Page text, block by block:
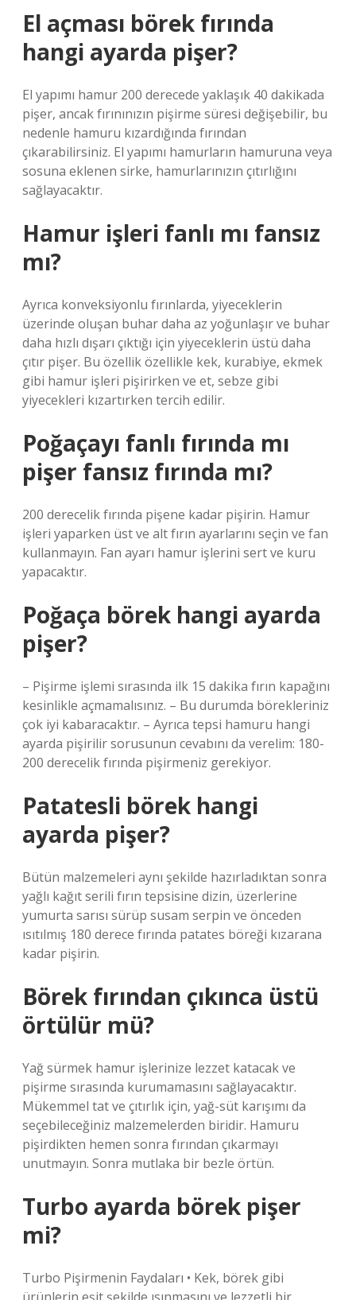
El açması börek fırında
hangi ayarda pişer?
El yapımı hamur 200 derecede yaklaşık 40 dakikada
pişer, ancak fırınınızın pişirme süresi değişebilir, bu
nedenle hamuru kızardığında fırından
çıkarabilirsiniz. El yapımı hamurların hamuruna veya
sosuna eklenen sirke, hamurlarınızın çıtırlığını
sağlayacaktır.
Hamur işleri fanlı mı fansız
mı?
Ayrıca konveksiyonlu fırınlarda, yiyeceklerin
üzerinde oluşan buhar daha az yoğunlaşır ve buhar
daha hızlı dışarı çıktığı için yiyeceklerin üstü daha
çıtır pişer. Bu özellik özellikle kek, kurabiye, ekmek
gibi hamur işleri pişirirken ve et, sebze gibi
yiyecekleri kızartırken tercih edilir.
Poğaçayı fanlı fırında mı
pişer fansız fırında mı?
200 derecelik fırında pişene kadar pişirin. Hamur
işleri yaparken üst ve alt fırın ayarlarını seçin ve fan
kullanmayın. Fan ayarı hamur işlerini sert ve kuru
yapacaktır.
Poğaça börek hangi ayarda
pişer?
– Pişirme işlemi sırasında ilk 15 dakika fırın kapağını
kesinlikle açmamalısınız. – Bu durumda börekleriniz
çok iyi kabaracaktır. – Ayrıca tepsi hamuru hangi
ayarda pişirilir sorusunun cevabını da verelim: 180-
200 derecelik fırında pişirmeniz gerekiyor.
Patatesli börek hangi
ayarda pişer?
Bütün malzemeleri aynı şekilde hazırladıktan sonra
yağlı kağıt serili fırın tepsisine dizin, üzerlerine
yumurta sarısı sürüp susam serpin ve önceden
ısıtılmış 180 derece fırında patates böreği kızarana
kadar pişirin.
Börek fırından çıkınca üstü
örtülür mü?
Yağ sürmek hamur işlerinize lezzet katacak ve
pişirme sırasında kurumamasını sağlayacaktır.
Mükemmel tat ve çıtırlık için, yağ-süt karışımı da
seçebileceğiniz malzemelerden biridir. Hamuru
pişirdikten hemen sonra fırından çıkarmayı
unutmayın. Sonra mutlaka bir bezle örtün.
Turbo ayarda börek pişer
mi?
Turbo Pişirmenin Faydaları • Kek, börek gibi